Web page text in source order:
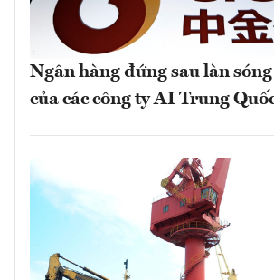
Ngân hàng đứng sau làn
của các công ty AI Trung